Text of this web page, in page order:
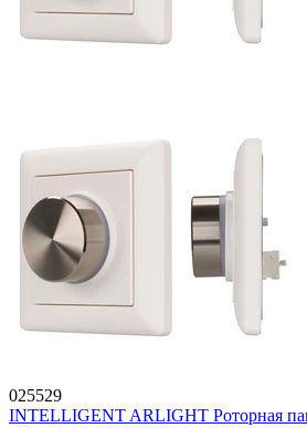
025529
INTELLIGENT ARLIGHT Роторная